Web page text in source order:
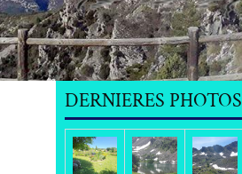
DERNIERES PHOTOS